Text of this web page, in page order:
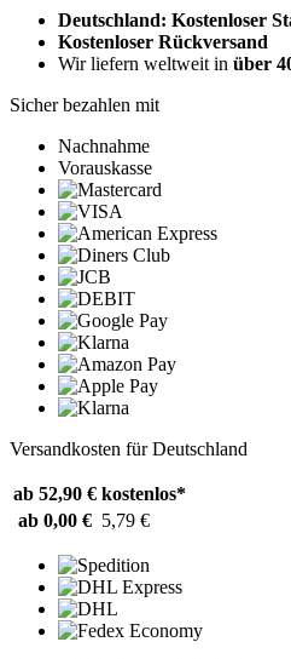
Deutschland: Kostenloser
Kostenloser Rückversand
Wir liefern weltweit in über
Sicher bezahlen mit
Nachnahme
Vorauskasse
Versandkosten für Deutschland
ab 52,90 € kostenlos*
ab 0,00 € 5,79 €